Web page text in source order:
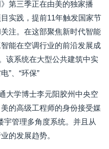
第三季正在由美的独家播
实践，提前11年触发国家节
注。在这部聚焦新时代智能
能在空调行业的前沿发展成
该系统在大型公共建筑中实
”、“环保”
大学博士李元阳胶州中央空
的高级工程师的身份接受媒
管理多角度系统。并且从
的发展趋势。